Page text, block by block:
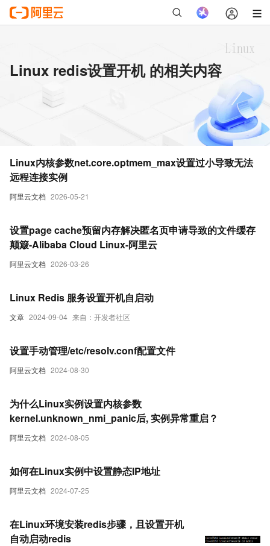
Linux redis设置开机 的相关内容
阿里云文档 2026-05-21
Linux内核参数net.core.optmem_max设置过小导致无法
远程连接实例
阿里云文档 2026-03-26
设置page cache预留内存解决匿名页申请导致的文件缓存
颠簸-Alibaba Cloud Linux-阿里云
文章 2024-09-04 来自：开发者社区
Linux Redis 服务设置开机自启动
阿里云文档 2024-08-30
设置手动管理/etc/resolv.conf配置文件
阿里云文档 2024-08-05
为什么Linux实例设置内核参数
kernel.unknown_nmi_panic后, 实例异常重启？
阿里云文档 2024-07-25
如何在Linux实例中设置静态IP地址
在Linux环境安装redis步骤，且设置开机
自动启动redis